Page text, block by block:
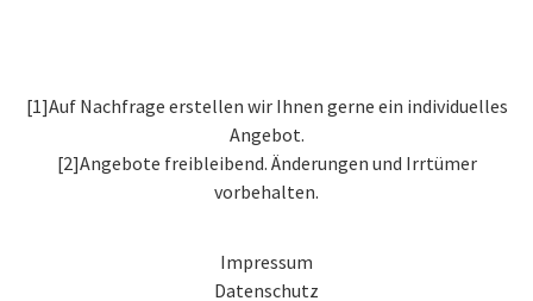
[1]Auf Nachfrage erstellen wir Ihnen gerne ein individuelles
Angebot.
[2]Angebote freibleibend. Änderungen und Irrtümer
vorbehalten.
Impressum
Datenschutz